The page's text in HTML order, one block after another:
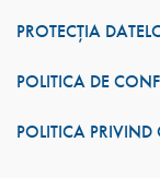
PROTECȚIA
POLITICA DE
POLITICA PRIVIND